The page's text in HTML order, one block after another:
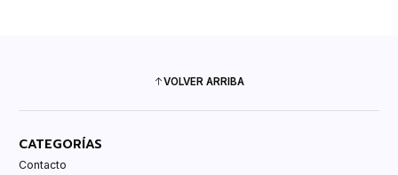
VOLVER ARRIBA
CATEGORÍAS
Contacto